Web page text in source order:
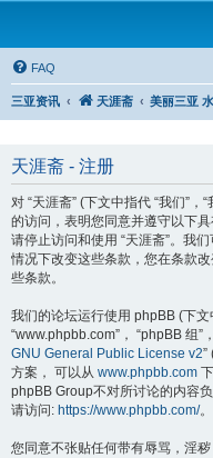
FAQ
三亚资讯 天涯斋 美丽三亚
天涯斋 - 注册
对 “天涯斋” (下文中指代 “我们”，
的访问，表明您同意并遵守以下
请停止访问和使用 “天涯斋”。我
情况下改变这些条款，您在条款
些条款。
我们的论坛运行使用 phpBB (下文
“www.phpbb.com”， “phpBB 组”
GNU General Public License v2”
方案， 可以从 www.phpbb.com
phpBB Group不对所讨论的内容
请访问: https://www.phpbb.com/。
您同意不张贴任何带有辱骂，淫